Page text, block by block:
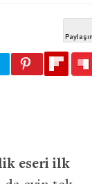
eseri ilk